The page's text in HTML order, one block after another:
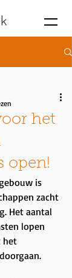
het
open!
is
zacht
Het aantal
lopen
het